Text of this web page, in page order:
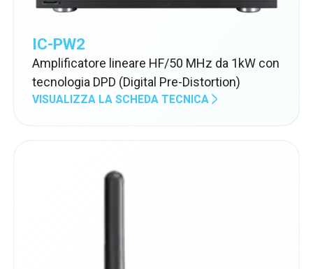
IC-PW2
Amplificatore lineare HF/50 MHz da 1kW con
tecnologia DPD (Digital Pre-Distortion)
VISUALIZZA LA SCHEDA TECNICA